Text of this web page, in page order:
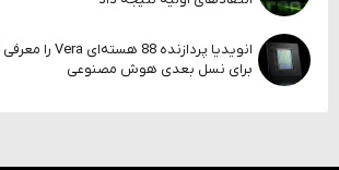
برای نسل بعدی هوش مصنوعی